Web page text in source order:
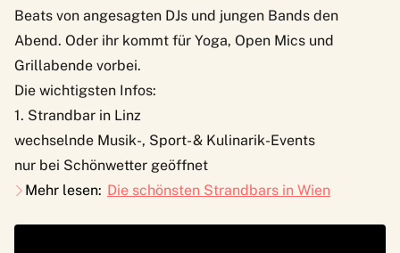
Beats von angesagten DJs und jungen Bands den
Abend. Oder ihr kommt für Yoga, Open Mics und
Grillabende vorbei.
Die wichtigsten Infos:
1. Strandbar in Linz
wechselnde Musik-, Sport- & Kulinarik-Events
nur bei Schönwetter geöffnet
Mehr lesen: Die schönsten Strandbars in Wien